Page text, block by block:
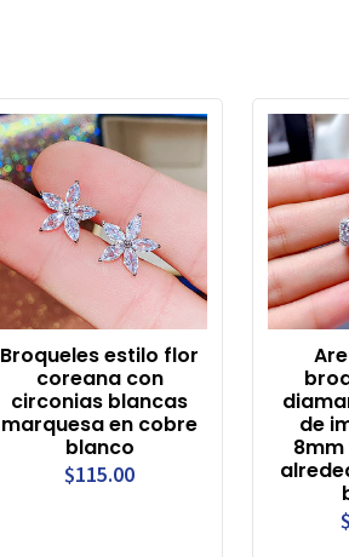
Broqueles estilo flor
coreana con
circonias blancas
marquesa en cobre
blanco
$115.00
de